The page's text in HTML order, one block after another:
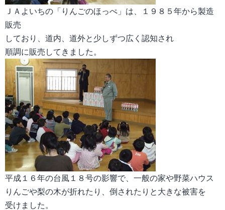
ＪＡよいちの「りんごのほっぺ」は、１９８５年から製造
販売
しており、道内、道外と少しずつ広く認知され
順調に販売してきました。
平成１６年の台風１８号の影響で、一般の家や野菜ハウス
りんごや梨の木が折れたり、倒されたりと大きな被害を
受けました。